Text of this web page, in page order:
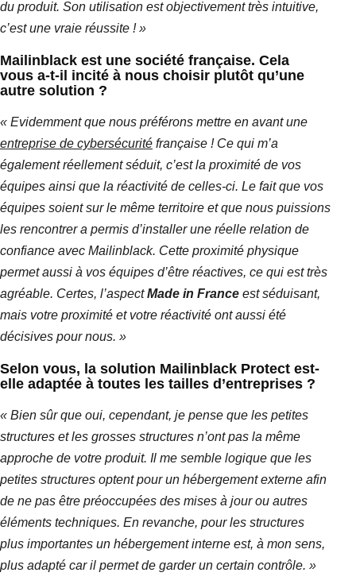
du produit. Son utilisation est objectivement très intuitive,
c’est une vraie réussite ! »
Mailinblack est une société française. Cela
vous a-t-il incité à nous choisir plutôt qu’une
autre solution ?
« Evidemmentque nous préférons mettre en avant une
entreprise de cybersécurité française !Ce qui m’a
également réellement séduit, c’est la proximité de vos
équipes ainsi que la réactivité de celles-ci. Le fait que vos
équipes soient sur le même territoire et que nous puissions
les rencontrer a permis d’installer une réelle relation de
confiance avec Mailinblack. Cette proximité physique
permet aussi à vos équipes d’être réactives, ce qui est très
agréable. Certes, l’aspectMade in France est séduisant,
mais votre proximité et votre réactivité ont aussi été
décisives pour nous. »
Selon vous, la solution Mailinblack Protect est-
elle adaptée à toutes les tailles d’entreprises ?
« Bien sûr que oui, cependant, je pense que les petites
structures et les grosses structures n’ont pas la même
approche de votre produit. Il me semble logique que les
petites structures optent pour un hébergement externe afin
de ne pas être préoccupées des mises à jour ou autres
éléments techniques. En revanche, pour les structures
plus importantes un hébergement interne est, à mon sens,
plus adapté caril permet de garder un certain contrôle. »